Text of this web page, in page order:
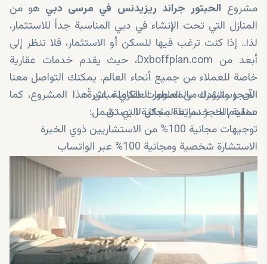
مشروع الحبتور جراند ريزيدنس في مرسى دبي هو من
المنازل التي تحت الإنشاء في دبي المناسبة جداً للاستثمار،
لذا.. إذا كنت ترغب فيها للسكن أو الاستثمار، فلا تنظر إلى
أبعد من Dxboffplan.com، حيث يقدم خدمات عقارية
خاصة للعملاء من جميع أنحاء العالم. يمكنك التواصل معنا
الآن وسنزودك بالمعلومات الكاملة عن هذا المشروع، كما
سنقدم لك خدماتنا المجانية التي تشمل:
الحجز والشراء من المطور العقاري مباشرةً
عملية الحجز سريعة بشكل لا يصدق
توجيهات مجانية 100% من الاستشاريين ذوي الخبرة
الاستشارة شخصية ومجانية 100% عبر الواتساب